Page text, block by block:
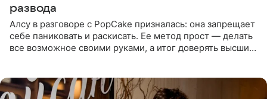
развода
Алсу в разговоре с PopCake призналась: она запрещает
себе паниковать и раскисать. Ее метод прост — делать
все возможное своими руками, а итог доверять высшим